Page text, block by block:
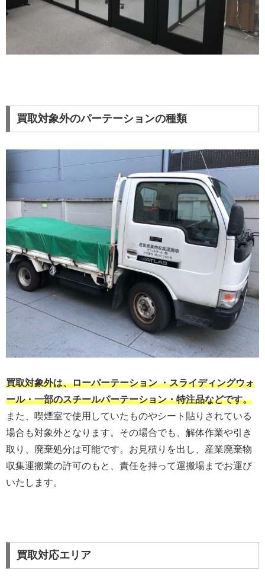
買取対象外のパーテーションの種類
買取対象外は、ローパーテーション ・スライディングウォ
ール・一部のスチールパーテーション・特注品などです。
また、喫煙室で使用していたものやシート貼りされている
場合も対象外となります。その場合でも、解体作業や引き
取り、廃棄処分は可能です。お見積りを出し、産業廃棄物
収集運搬業の許可のもと、責任を持って運搬場までお運び
いたします。
買取対応エリア